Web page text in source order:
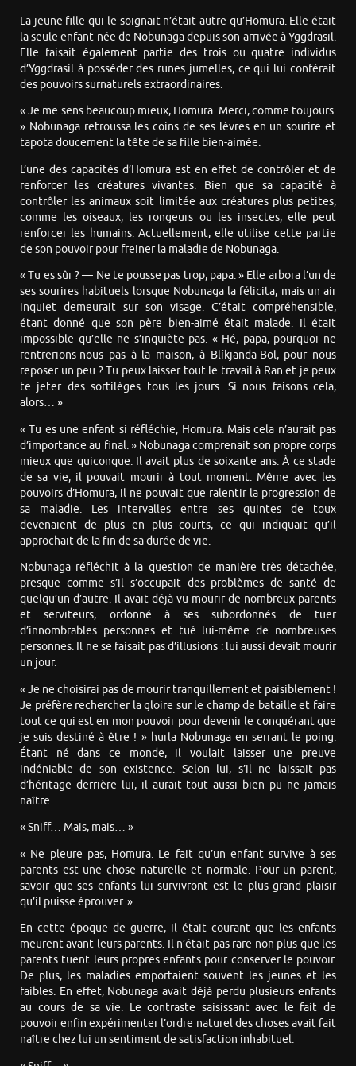
La jeune fille qui le soignait n’était autre qu’Homura. Elle était
la seule enfant née de Nobunaga depuis son arrivée à Yggdrasil.
Elle faisait également partie des trois ou quatre individus
d’Yggdrasil à posséder des runes jumelles, ce qui lui conférait
des pouvoirs surnaturels extraordinaires.
« Je me sens beaucoup mieux, Homura. Merci, comme toujours.
» Nobunaga retroussa les coins de ses lèvres en un sourire et
tapota doucement la tête de sa fille bien-aimée.
L’une des capacités d’Homura est en effet de contrôler et de
renforcer les créatures vivantes. Bien que sa capacité à
contrôler les animaux soit limitée aux créatures plus petites,
comme les oiseaux, les rongeurs ou les insectes, elle peut
renforcer les humains. Actuellement, elle utilise cette partie
de son pouvoir pour freiner la maladie de Nobunaga.
« Tu es sûr ? — Ne te pousse pas trop, papa. » Elle arbora l’un de
ses sourires habituels lorsque Nobunaga la félicita, mais un air
inquiet demeurait sur son visage. C’était compréhensible,
étant donné que son père bien-aimé était malade. Il était
impossible qu’elle ne s’inquiète pas. « Hé, papa, pourquoi ne
rentrerions-nous pas à la maison, à Blíkjanda-Böl, pour nous
reposer un peu ? Tu peux laisser tout le travail à Ran et je peux
te jeter des sortilèges tous les jours. Si nous faisons cela,
alors… »
« Tu es une enfant si réfléchie, Homura. Mais cela n’aurait pas
d’importance au final. » Nobunaga comprenait son propre corps
mieux que quiconque. Il avait plus de soixante ans. À ce stade
de sa vie, il pouvait mourir à tout moment. Même avec les
pouvoirs d’Homura, il ne pouvait que ralentir la progression de
sa maladie. Les intervalles entre ses quintes de toux
devenaient de plus en plus courts, ce qui indiquait qu’il
approchait de la fin de sa durée de vie.
Nobunaga réfléchit à la question de manière très détachée,
presque comme s’il s’occupait des problèmes de santé de
quelqu’un d’autre. Il avait déjà vu mourir de nombreux parents
et serviteurs, ordonné à ses subordonnés de tuer
d’innombrables personnes et tué lui-même de nombreuses
personnes. Il ne se faisait pas d’illusions : lui aussi devait mourir
un jour.
« Je ne choisirai pas de mourir tranquillement et paisiblement !
Je préfère rechercher la gloire sur le champ de bataille et faire
tout ce qui est en mon pouvoir pour devenir le conquérant que
je suis destiné à être ! » hurla Nobunaga en serrant le poing.
Étant né dans ce monde, il voulait laisser une preuve
indéniable de son existence. Selon lui, s’il ne laissait pas
d’héritage derrière lui, il aurait tout aussi bien pu ne jamais
naître.
« Sniff… Mais, mais… »
« Ne pleure pas, Homura. Le fait qu’un enfant survive à ses
parents est une chose naturelle et normale. Pour un parent,
savoir que ses enfants lui survivront est le plus grand plaisir
qu’il puisse éprouver. »
En cette époque de guerre, il était courant que les enfants
meurent avant leurs parents. Il n’était pas rare non plus que les
parents tuent leurs propres enfants pour conserver le pouvoir.
De plus, les maladies emportaient souvent les jeunes et les
faibles. En effet, Nobunaga avait déjà perdu plusieurs enfants
au cours de sa vie. Le contraste saisissant avec le fait de
pouvoir enfin expérimenter l’ordre naturel des choses avait fait
naître chez lui un sentiment de satisfaction inhabituel.